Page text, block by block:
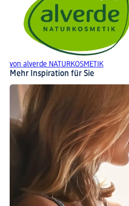
von alverde NATURKOSMETIK
Mehr Inspiration für Sie